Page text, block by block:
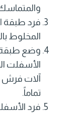
فرد طبقة
المخلوط
وضع طبقة
الأسفلت
آلات فرش
تماماً.
فرد